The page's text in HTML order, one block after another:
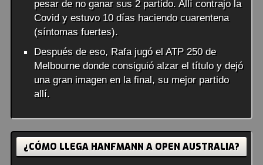
pesar de no ganar sus 2 partido. Allí contrajo la
Covid y estuvo 10 días haciendo cuarentena
(síntomas fuertes).
Después de eso, Rafa jugó el ATP 250 de
Melbourne donde consiguió alzar el título y dejó
una gran imagen en la final, su mejor partido
allí.
¿CÓMO LLEGA HANFMANN A OPEN AUSTRALIA?